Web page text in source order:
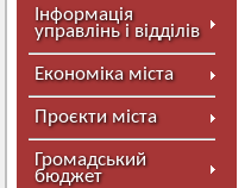
Інформація
управлінь і відділів
Економіка міста
Проєкти міста
Громадський
бюджет